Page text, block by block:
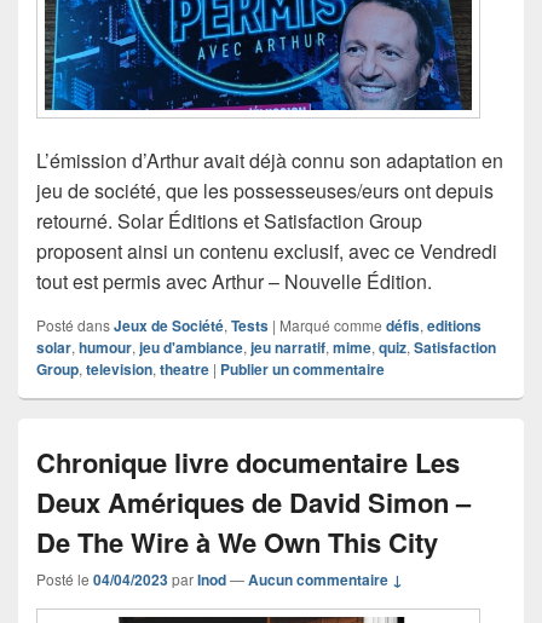
L’émission d’Arthur avait déjà connu son adaptation en
jeu de société, que les possesseuses/eurs ont depuis
retourné. Solar Éditions et Satisfaction Group
proposent ainsi un contenu exclusif, avec ce Vendredi
tout est permis avec Arthur – Nouvelle Édition.
Posté dansJeux de Société, Tests | Marqué comme défis, editions
solar, humour, jeu d'ambiance, jeu narratif, mime, quiz, Satisfaction
Group, television, theatre | Publier un commentaire
Chronique livre documentaire Les
Deux Amériques de David Simon –
De The Wire à We Own This City
Posté le 04/04/2023parInod—Aucun commentaire ↓